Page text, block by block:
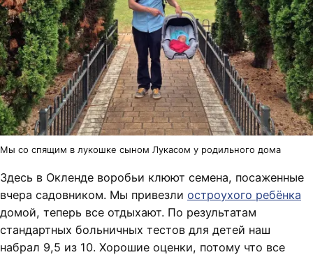
Мы со спящим в лукошке сыном Лукасом у родильного дома
Здесь в Окленде воробьи клюют семена, посаженные
вчера садовником. Мы привезли остроухого ребёнка
домой, теперь все отдыхают. По результатам
стандартных больничных тестов для детей наш
набрал 9,5 из 10. Хорошие оценки, потому что все